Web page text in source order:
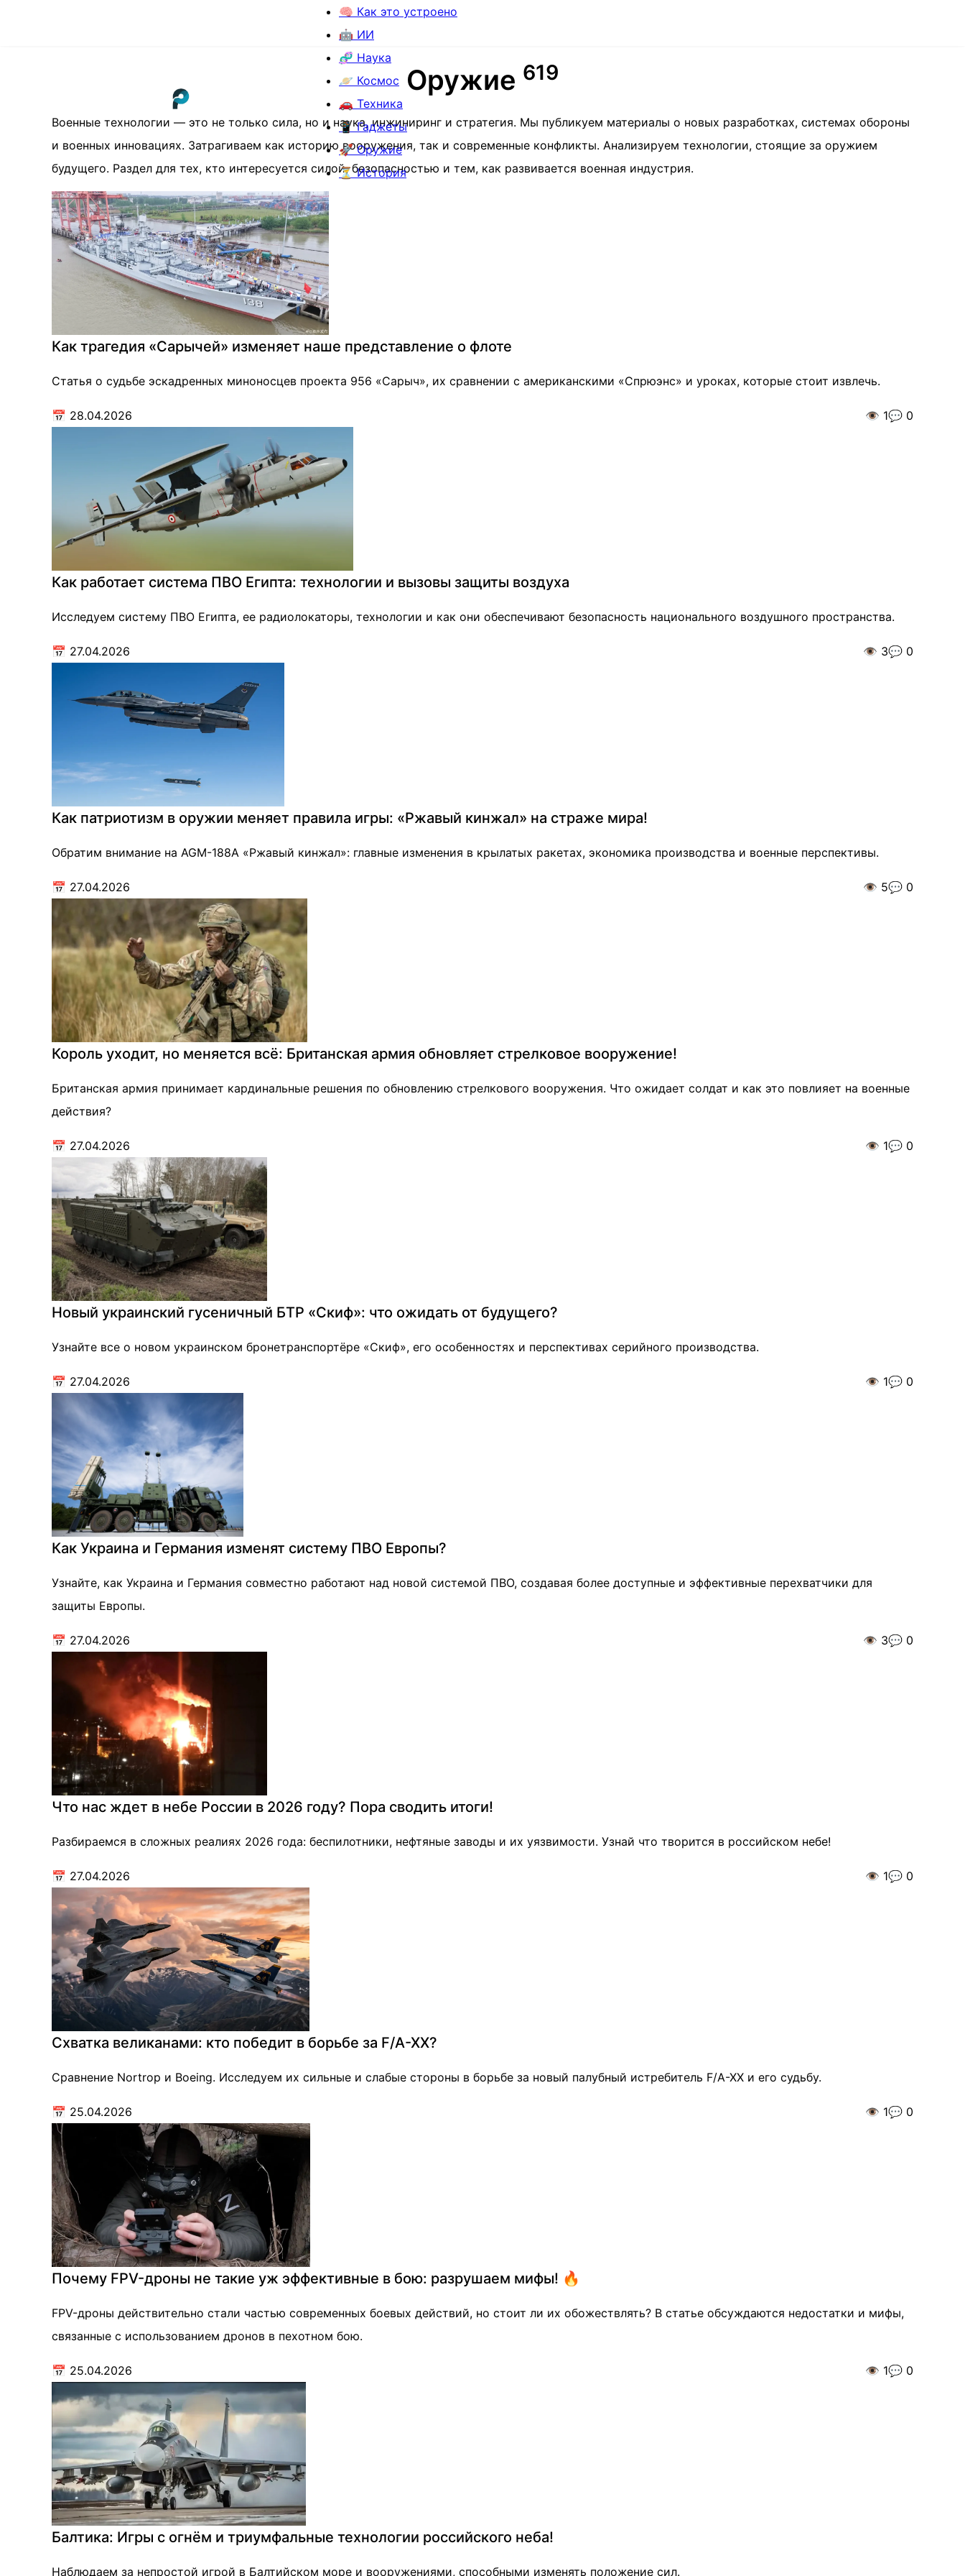
🧠 Как это устроено
🤖 ИИ
🧬 Наука
🪐 Космос
🚗 Техника
📱 Гаджеты
🚀 Оружие
⏳ История
Оружие 619
Военные технологии — это не только сила, но и наука, инжиниринг и стратегия. Мы публикуем материалы о новых разработках, системах обороны
и военных инновациях. Затрагиваем как историю вооружения, так и современные конфликты. Анализируем технологии, стоящие за оружием
будущего. Раздел для тех, кто интересуется силой, безопасностью и тем, как развивается военная индустрия.
Как трагедия «Сарычей» изменяет наше представление о флоте
Статья о судьбе эскадренных миноносцев проекта 956 «Сарыч», их сравнении с американскими «Спрюэнс» и уроках, которые стоит извлечь.
📅 28.04.2026 👁️ 1💬 0
Как работает система ПВО Египта: технологии и вызовы защиты воздуха
Исследуем систему ПВО Египта, ее радиолокаторы, технологии и как они обеспечивают безопасность национального воздушного пространства.
📅 27.04.2026 👁️ 3💬 0
Как патриотизм в оружии меняет правила игры: «Ржавый кинжал» на страже мира!
Обратим внимание на AGM-188A «Ржавый кинжал»: главные изменения в крылатых ракетах, экономика производства и военные перспективы.
📅 27.04.2026 👁️ 5💬 0
Король уходит, но меняется всё: Британская армия обновляет стрелковое вооружение!
Британская армия принимает кардинальные решения по обновлению стрелкового вооружения. Что ожидает солдат и как это повлияет на военные
действия?
📅 27.04.2026 👁️ 1💬 0
Новый украинский гусеничный БТР «Скиф»: что ожидать от будущего?
Узнайте все о новом украинском бронетранспортёре «Скиф», его особенностях и перспективах серийного производства.
📅 27.04.2026 👁️ 1💬 0
Как Украина и Германия изменят систему ПВО Европы?
Узнайте, как Украина и Германия совместно работают над новой системой ПВО, создавая более доступные и эффективные перехватчики для
защиты Европы.
📅 27.04.2026 👁️ 3💬 0
Что нас ждет в небе России в 2026 году? Пора сводить итоги!
Разбираемся в сложных реалиях 2026 года: беспилотники, нефтяные заводы и их уязвимости. Узнай что творится в российском небе!
📅 27.04.2026 👁️ 1💬 0
Схватка великанами: кто победит в борьбе за F/A-XX?
Сравнение Nortrop и Boeing. Исследуем их сильные и слабые стороны в борьбе за новый палубный истребитель F/A-XX и его судьбу.
📅 25.04.2026 👁️ 1💬 0
Почему FPV-дроны не такие уж эффективные в бою: разрушаем мифы! 🔥
FPV-дроны действительно стали частью современных боевых действий, но стоит ли их обожествлять? В статье обсуждаются недостатки и мифы,
связанные с использованием дронов в пехотном бою.
📅 25.04.2026 👁️ 1💬 0
Балтика: Игры с огнём и триумфальные технологии российского неба!
Наблюдаем за непростой игрой в Балтийском море и вооружениями, способными изменять положение сил.